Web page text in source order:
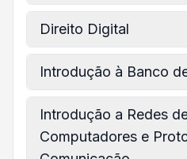
Direito Digital
Introdução à Banco
Introdução a Redes
Computadores e